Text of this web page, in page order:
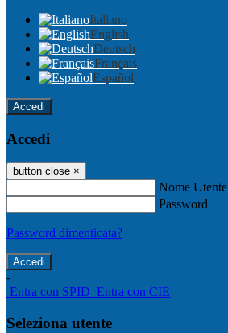
Italiano
English
Deutsch
Français
Español
Accedi
Accedi
button close ×
Nome Utente
Password
Password dimenticata?
-
Entra con SPID Entra con CIE
Seleziona utente